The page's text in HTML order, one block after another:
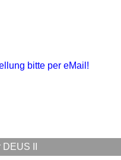
bitte per eMail!
II